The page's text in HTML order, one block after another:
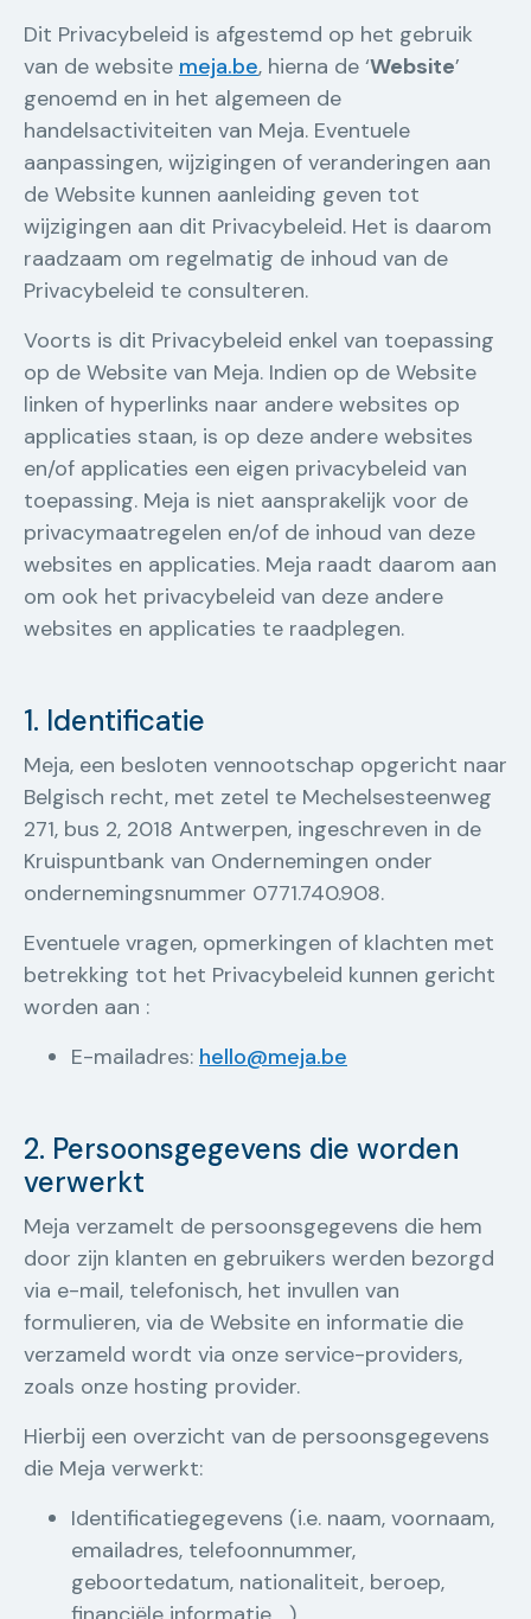
Dit Privacybeleid is afgestemd op het gebruik
van de website meja.be, hierna de ‘Website’
genoemd en in het algemeen de
handelsactiviteiten van Meja. Eventuele
aanpassingen, wijzigingen of veranderingen aan
de Website kunnen aanleiding geven tot
wijzigingen aan dit Privacybeleid. Het is daarom
raadzaam om regelmatig de inhoud van de
Privacybeleid te consulteren.
Voorts is dit Privacybeleid enkel van toepassing
op de Website van Meja. Indien op de Website
linken of hyperlinks naar andere websites op
applicaties staan, is op deze andere websites
en/of applicaties een eigen privacybeleid van
toepassing. Meja is niet aansprakelijk voor de
privacymaatregelen en/of de inhoud van deze
websites en applicaties. Meja raadt daarom aan
om ook het privacybeleid van deze andere
websites en applicaties te raadplegen.
1. Identificatie
Meja, een besloten vennootschap opgericht naar
Belgisch recht, met zetel te Mechelsesteenweg
271, bus 2, 2018 Antwerpen, ingeschreven in de
Kruispuntbank van Ondernemingen onder
ondernemingsnummer 0771.740.908.
Eventuele vragen, opmerkingen of klachten met
betrekking tot het Privacybeleid kunnen gericht
worden aan :
E-mailadres: hello@meja.be
2. Persoonsgegevens die worden
verwerkt
Meja verzamelt de persoonsgegevens die hem
door zijn klanten en gebruikers werden bezorgd
via e-mail, telefonisch, het invullen van
formulieren, via de Website en informatie die
verzameld wordt via onze service-providers,
zoals onze hosting provider.
Hierbij een overzicht van de persoonsgegevens
die Meja verwerkt:
Identificatiegegevens (i.e. naam, voornaam,
emailadres, telefoonnummer,
geboortedatum, nationaliteit, beroep,